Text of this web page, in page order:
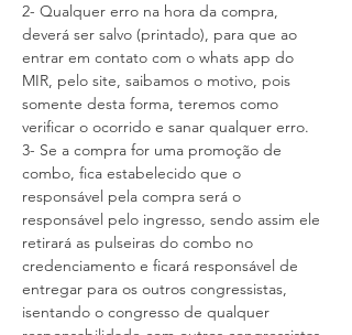
2- Qualquer erro na hora da compra,
deverá ser salvo (printado), para que ao
entrar em contato com o whats app do
MIR, pelo site, saibamos o motivo, pois
somente desta forma, teremos como
verificar o ocorrido e sanar qualquer erro.
3- Se a compra for uma promoção de
combo, fica estabelecido que o
responsável pela compra será o
responsável pelo ingresso, sendo assim ele
retirará as pulseiras do combo no
credenciamento e ficará responsável de
entregar para os outros congressistas,
isentando o congresso de qualquer